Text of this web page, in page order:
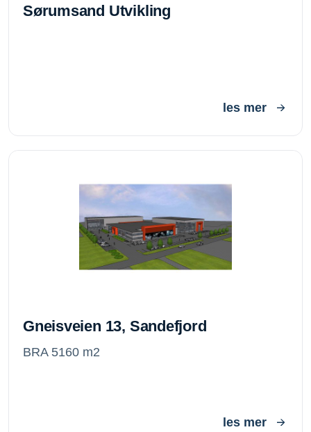
Sørumsand Utvikling
les mer
Gneisveien 13, Sandefjord
Gneisveien 13, Sandefjord
BRA 5160 m2
les mer